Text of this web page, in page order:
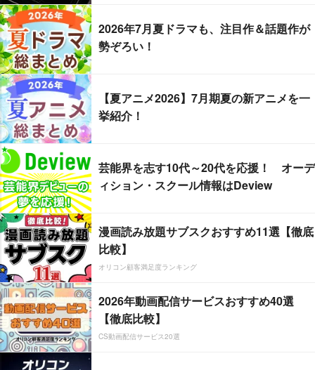
2026年7月夏ドラマも、注目作＆話題作が
勢ぞろい！
【夏アニメ2026】7月期夏の新アニメを一
挙紹介！
芸能界を志す10代～20代を応援！ オーデ
ィション・スクール情報はDeview
漫画読み放題サブスクおすすめ11選【徹底
比較】
オリコン顧客満足度ランキング
2026年動画配信サービスおすすめ40選
【徹底比較】
CS動画配信サービス20選